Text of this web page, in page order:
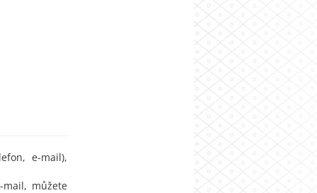
e-mail),
můžete